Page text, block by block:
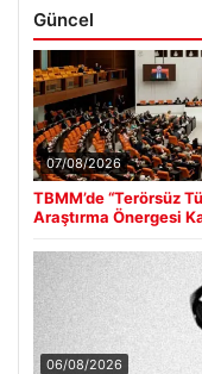
Güncel
07/08/2026
TBMM’de “Terörsüz
Araştırma Önergesi
06/08/2026